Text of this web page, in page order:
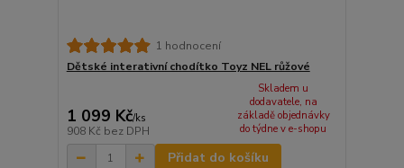
1 hodnocení
Dětské interativní chodítko Toyz NEL růžové
1 099 Kč/ks
908 Kč bez DPH
Skladem u
dodavatele, na
základě objednávky
do týdne v e-shopu
Přidat do košíku